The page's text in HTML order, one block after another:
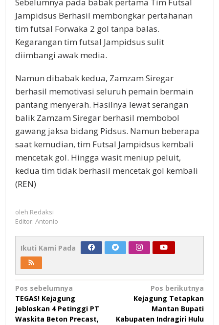
Jampidsus Berhasil membongkar pertahanan
tim futsal Forwaka 2 gol tanpa balas.
Kegarangan tim futsal Jampidsus sulit
diimbangi awak media.
Namun dibabak kedua, Zamzam Siregar
berhasil memotivasi seluruh pemain bermain
pantang menyerah. Hasilnya lewat serangan
balik Zamzam Siregar berhasil membobol
gawang jaksa bidang Pidsus. Namun beberapa
saat kemudian, tim Futsal Jampidsus kembali
mencetak gol. Hingga wasit meniup peluit,
kedua tim tidak berhasil mencetak gol kembali
(REN)
oleh Redaksi
Editor: Antonio
Ikuti Kami Pada
Navigasi
pos
Pos sebelumnya
TEGAS! Kejagung
Jebloskan 4 Petinggi PT
Waskita Beton Precast,
Pos berikutnya
Kejagung Tetapkan
Mantan Bupati
Kabupaten Indragiri Hulu